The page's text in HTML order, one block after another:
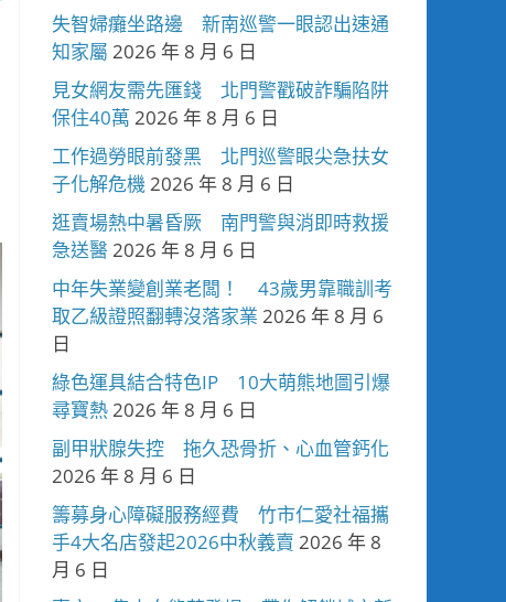
失智婦癱坐路邊 新南巡警一眼認出速通
知家屬 2026 年 8 月 6 日
見女網友需先匯錢 北門警戳破詐騙陷阱
保住40萬 2026 年 8 月 6 日
工作過勞眼前發黑 北門巡警眼尖急扶女
子化解危機2026 年 8 月 6 日
逛賣場熱中暑昏厥 南門警與消即時救援
急送醫2026 年 8 月 6 日
中年失業變創業老闆！ 43歲男靠職訓考
取乙級證照翻轉沒落家業 2026 年 8 月 6
日
綠色運具結合特色IP 10大萌熊地圖引爆
尋寶熱2026 年 8 月 6 日
副甲狀腺失控 拖久恐骨折、心血管鈣化
2026 年 8 月 6 日
籌募身心障礙服務經費 竹市仁愛社福攜
手4大名店發起2026中秋義賣 2026 年 8
月 6 日